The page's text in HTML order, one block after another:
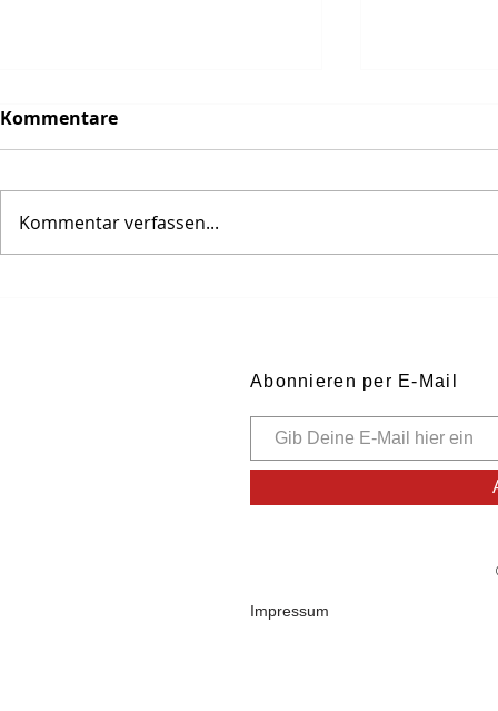
Kommentare
Kommentar verfassen...
Abonnieren per E-Mail
Impressum